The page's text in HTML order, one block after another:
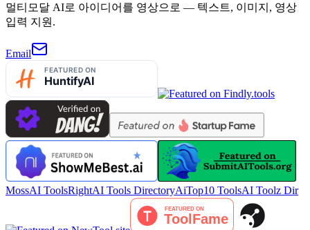
멀티모달 AI로 아이디어를 영상으로 — 텍스트, 이미지, 영상
입력 지원.
Email
MossAI ToolsRightAI Tools DirectoryAiTop10 ToolsAI Toolz Dir